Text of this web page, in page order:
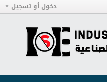
دخول أو تسجيل